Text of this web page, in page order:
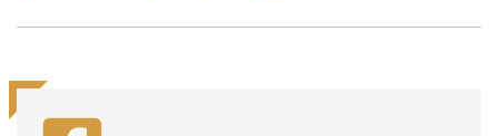
(Twitter)